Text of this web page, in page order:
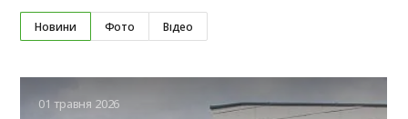
Новини Фото Відео
01 травня 2026